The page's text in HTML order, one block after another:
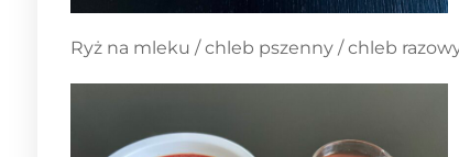
Ryż na mleku / chleb pszenny / chleb